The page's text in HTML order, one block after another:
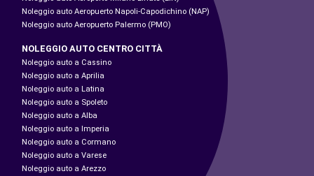
Noleggio auto Aeropuerto Napoli-Capodichino (NAP)
Noleggio auto Aeropuerto Palermo (PMO)
NOLEGGIO AUTO CENTRO CITTÀ
Noleggio auto a Cassino
Noleggio auto a Aprilia
Noleggio auto a Latina
Noleggio auto a Spoleto
Noleggio auto a Alba
Noleggio auto a Imperia
Noleggio auto a Cormano
Noleggio auto a Varese
Noleggio auto a Arezzo